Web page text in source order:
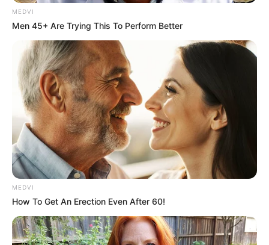
MEDVI
Men 45+ Are Trying This To Perform Better
MEDVI
How To Get An Erection Even After 60!